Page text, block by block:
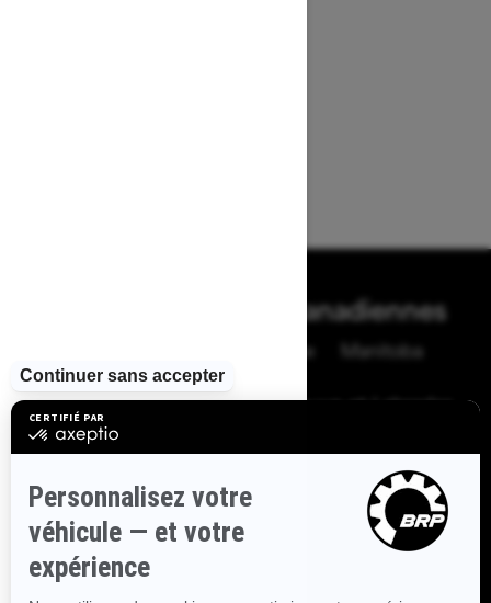
Parcourir 13 Régions Canadiennes
Colombie-Britannique
Manitoba
Nouveau-Brunswick
Terre-Neuve-et-Labrador
Nouvelle-Écosse
Territoires du Nord-Ouest
Nunavut
Ontario
Île-du-Prince-Édouard
Québec
Saskatchewan